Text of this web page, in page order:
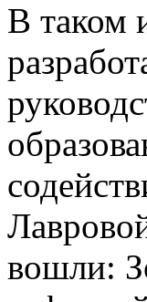
В таком
вошли: